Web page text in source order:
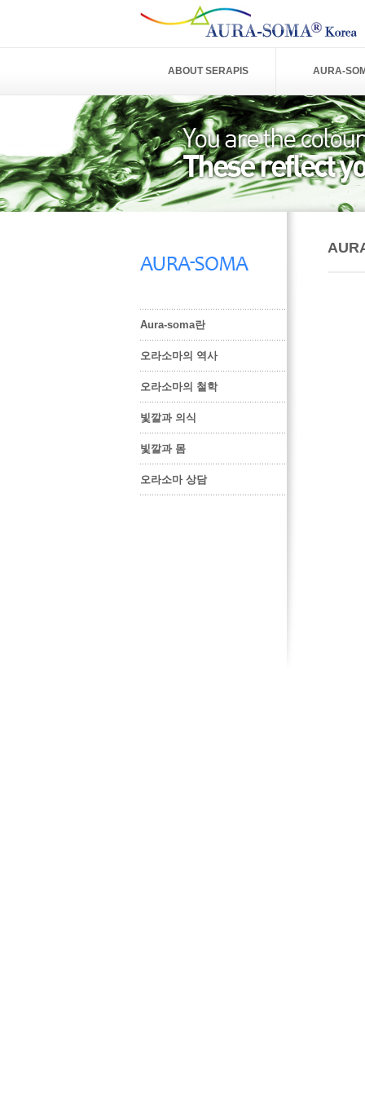
ABOUT SERAPIS AURA-
Aura-soma란
오라소마의 역사
오라소마의 철학
빛깔과 의식
빛깔과 몸
오라소마 상담